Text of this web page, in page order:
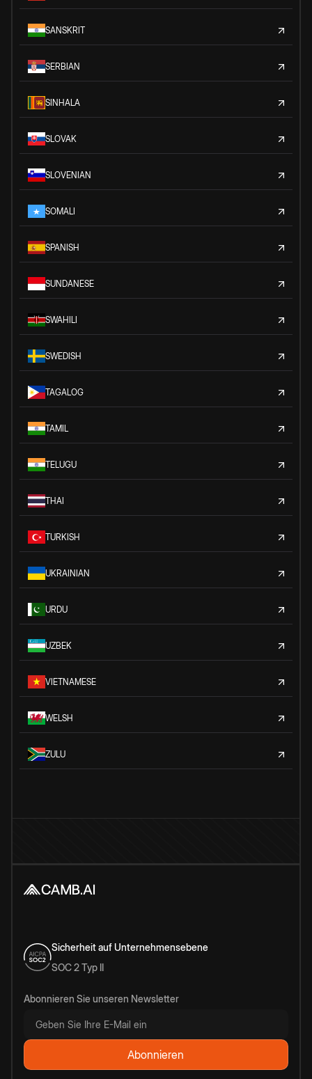
SANSKRIT
SERBIAN
SINHALA
SLOVAK
SLOVENIAN
SOMALI
SPANISH
SUNDANESE
SWAHILI
SWEDISH
TAGALOG
TAMIL
TELUGU
THAI
TURKISH
UKRAINIAN
URDU
UZBEK
VIETNAMESE
WELSH
ZULU
Sicherheit auf Unternehmensebene
SOC 2 Typ II
Abonnieren Sie unseren Newsletter